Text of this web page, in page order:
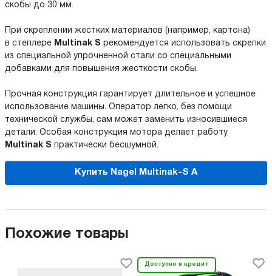
скобы до 30 мм.
При скреплении жестких материалов (например, картона)
в степлере Multinak S рекомендуется использовать скрепки
из специальной упрочненной стали со специальными
добавками для повышения жесткости скобы.
Прочная конструкция гарантирует длительное и успешное
использование машины. Оператор легко, без помощи
технической службы, сам может заменить износившиеся
детали. Особая конструкция мотора делает работу
Multinak S практически бесшумной.
Купить Nagel Multinak-S A
Похожие товары
Доступно в кредит